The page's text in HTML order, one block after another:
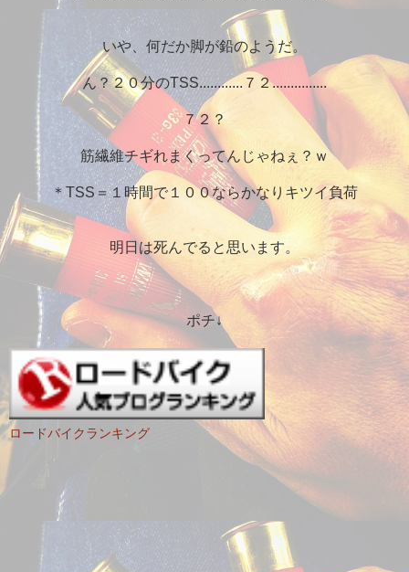
いや、何だか脚が鉛のようだ。
ん？２０分のTSS............７２...............
７２？
筋繊維チギれまくってんじゃねぇ？ｗ
＊TSS＝１時間で１００ならかなりキツイ負荷
明日は死んでると思います。
ポチ↓
ロードバイクランキング